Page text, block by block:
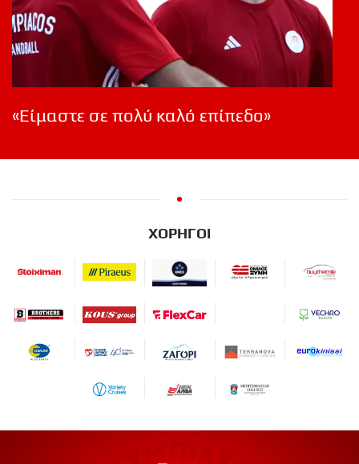
«Είμαστε σε πολύ καλό επίπεδο»
ΧΟΡΗΓΟΙ